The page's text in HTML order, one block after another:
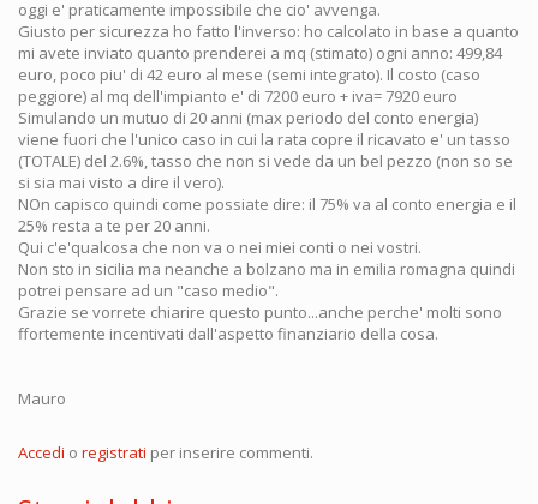
oggi e' praticamente impossibile che cio' avvenga.
Giusto per sicurezza ho fatto l'inverso: ho calcolato in base a quanto
mi avete inviato quanto prenderei a mq (stimato) ogni anno: 499,84
euro, poco piu' di 42 euro al mese (semi integrato). Il costo (caso
peggiore) al mq dell'impianto e' di 7200 euro + iva= 7920 euro
Simulando un mutuo di 20 anni (max periodo del conto energia)
viene fuori che l'unico caso in cui la rata copre il ricavato e' un tasso
(TOTALE) del 2.6%, tasso che non si vede da un bel pezzo (non so se
si sia mai visto a dire il vero).
NOn capisco quindi come possiate dire: il 75% va al conto energia e il
25% resta a te per 20 anni.
Qui c'e'qualcosa che non va o nei miei conti o nei vostri.
Non sto in sicilia ma neanche a bolzano ma in emilia romagna quindi
potrei pensare ad un "caso medio".
Grazie se vorrete chiarire questo punto...anche perche' molti sono
ffortemente incentivati dall'aspetto finanziario della cosa.
Mauro
Accedi o registrati per inserire commenti.